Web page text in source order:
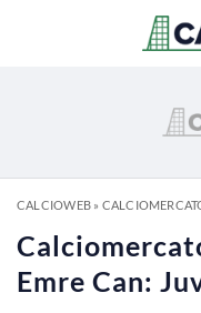
CALCIOWEB»
Emre Can: